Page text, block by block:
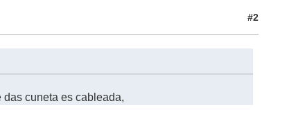
#2
cuneta es cableada,